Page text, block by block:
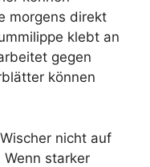
morgens direkt
klebt an
gegen
können
nicht auf
starker